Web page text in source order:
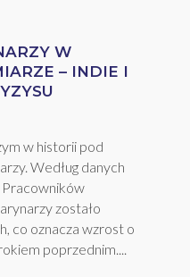
W
– INDIE I
w historii pod
Według danych
zostało
co oznacza wzrost o
poprzednim....